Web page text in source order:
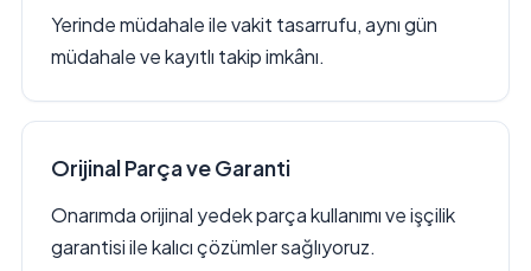
Yerinde müdahale ile vakit tasarrufu, aynı gün
müdahale ve kayıtlı takip imkânı.
Orijinal Parça ve Garanti
Onarımda orijinal yedek parça kullanımı ve işçilik
garantisi ile kalıcı çözümler sağlıyoruz.